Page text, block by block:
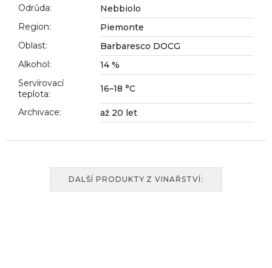
Odrůda:
Nebbiolo
Region:
Piemonte
Oblast:
Barbaresco DOCG
Alkohol:
14 %
Servírovací
teplota: 16–18 °C
Archivace: až 20 let
DALŠÍ PRODUKTY Z VINAŘSTVÍ:
m
e